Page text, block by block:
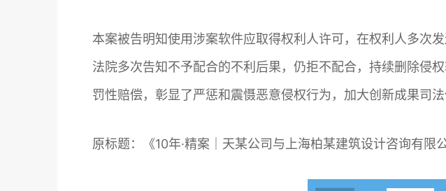
本案被告明知使用涉案软件应取得权利人许可，在权利人多次
法院多次告知不予配合的不利后果，仍拒不配合，持续删除侵
罚性赔偿，彰显了严惩和震慑恶意侵权行为，加大创新成果司法
原标题：《10年·精案｜天某公司与上海柏某建筑设计咨询有限